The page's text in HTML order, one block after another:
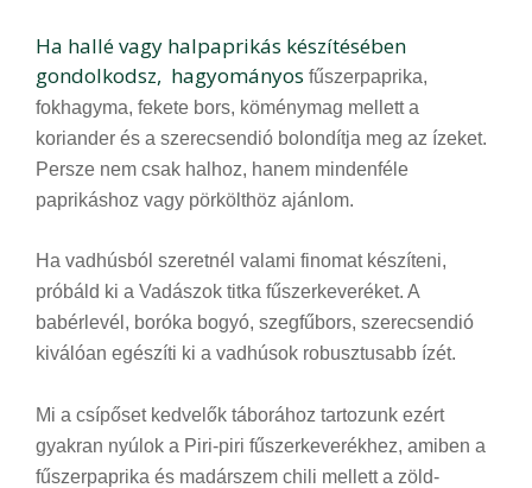
Ha hallé vagy halpaprikás készítésében
gondolkodsz, hagyományos fűszerpaprika,
fokhagyma, fekete bors, köménymag mellett a
koriander és a szerecsendió bolondítja meg az ízeket.
Persze nem csak halhoz, hanem mindenféle
paprikáshoz vagy pörkölthöz ajánlom.
Ha vadhúsból szeretnél valami finomat készíteni,
próbáld ki a Vadászok titka fűszerkeveréket. A
babérlevél, boróka bogyó, szegfűbors, szerecsendió
kiválóan egészíti ki a vadhúsok robusztusabb ízét.
Mi a csípőset kedvelők táborához tartozunk ezért
gyakran nyúlok a Piri-piri fűszerkeverékhez, amiben a
fűszerpaprika és madárszem chili mellett a zöld-